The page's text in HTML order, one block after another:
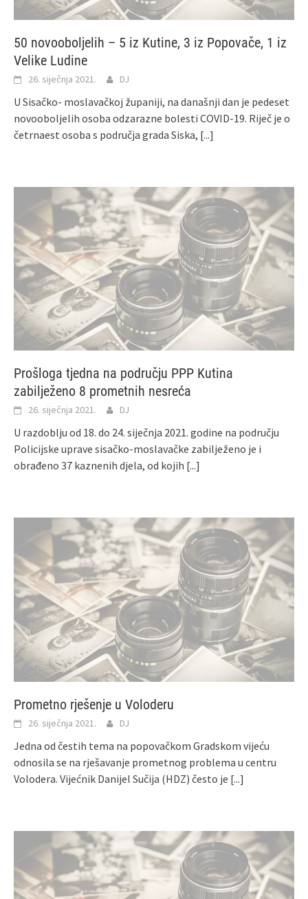
50 novooboljelih – 5 iz Kutine, 3 iz Popovače, 1 iz
Velike Ludine
26. siječnja 2021. DJ
U Sisačko- moslavačkoj županiji, na današnji dan je pedeset
novooboljelih osoba odzarazne bolesti COVID-19. Riječ je o
četrnaest osoba s područja grada Siska, [...]
Prošloga tjedna na području PPP Kutina
zabilježeno 8 prometnih nesreća
26. siječnja 2021. DJ
U razdoblju od 18. do 24. siječnja 2021. godine na području
Policijske uprave sisačko-moslavačke zabilježeno je i
obrađeno 37 kaznenih djela, od kojih [...]
Prometno rješenje u Voloderu
26. siječnja 2021. DJ
Jedna od čestih tema na popovačkom Gradskom vijeću
odnosila se na rješavanje prometnog problema u centru
Volodera. Vijećnik Danijel Sučija (HDZ) često je [...]